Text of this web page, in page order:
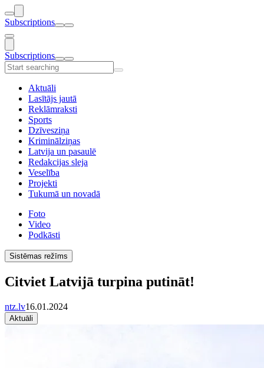
Subscriptions
Subscriptions
Aktuāli
Lasītājs jautā
Reklāmraksti
Sports
Dzīvesziņa
Kriminālziņas
Latvija un pasaulē
Redakcijas sleja
Veselība
Projekti
Tukumā un novadā
Foto
Video
Podkāsti
Sistēmas režīms
Citviet Latvijā turpina putināt!
ntz.lv16.01.2024
Aktuāli